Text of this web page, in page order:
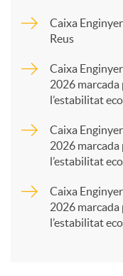
p
a
Caixa
Reus
Caixa
2026
l’estabilitat
Caixa
2026
l’estabilitat
Caixa
2026
l’estabilitat